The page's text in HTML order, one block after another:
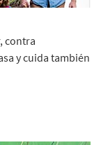
contra
y cuida también